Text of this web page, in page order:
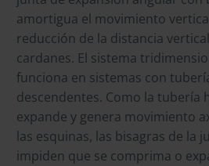
amortigua el movimiento
reducción de la distancia
cardanes. El sistema
funciona en sistemas con
descendentes. Como la tubería
expande y genera movimiento
las esquinas, las bisagras de la
impiden que se comprima o